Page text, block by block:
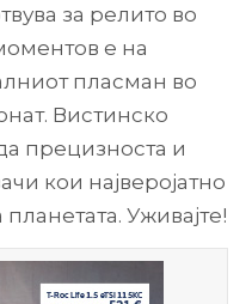
за релито во
е на
пласман во
Вистинско
прецизноста и
кои најверојатно
Уживајте!